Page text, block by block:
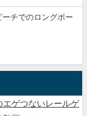
チでのロングボー
エゲつないレールゲ